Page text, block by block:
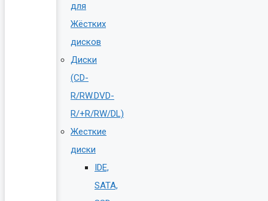
для
Жёстких
дисков
Диски
(CD-
R/RW.DVD-
R/+R/RW/DL)
Жесткие
диски
IDE,
SATA,